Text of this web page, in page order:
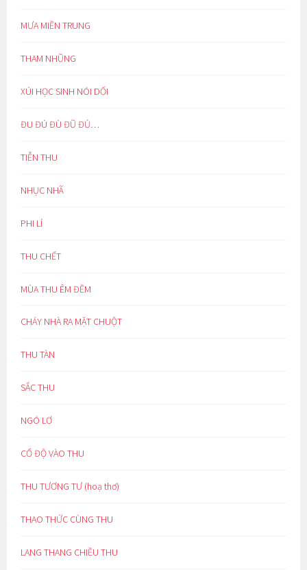
MƯA MIỀN TRUNG
THAM NHŨNG
XÚI HỌC SINH NÓI DỐI
ĐU ĐÚ ĐÙ ĐŨ ĐỦ…
TIỄN THU
NHỤC NHÃ
PHI LÍ
THU CHẾT
MÙA THU ÊM ĐỀM
CHÁY NHÀ RA MẶT CHUỘT
THU TÀN
SẮC THU
NGÓ LƠ
CỔ ĐỘ VÀO THU
THU TƯƠNG TƯ (hoạ thơ)
THAO THỨC CÙNG THU
LANG THANG CHIỀU THU